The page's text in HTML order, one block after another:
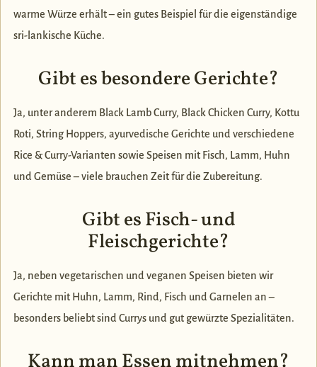
warme Würze erhält – ein gutes Beispiel für die eigenständige
sri-lankische Küche.
Gibt es besondere Gerichte?
Ja, unter anderem Black Lamb Curry, Black Chicken Curry, Kottu
Roti, String Hoppers, ayurvedische Gerichte und verschiedene
Rice & Curry-Varianten sowie Speisen mit Fisch, Lamm, Huhn
und Gemüse – viele brauchen Zeit für die Zubereitung.
Gibt es Fisch- und
Fleischgerichte?
Ja, neben vegetarischen und veganen Speisen bieten wir
Gerichte mit Huhn, Lamm, Rind, Fisch und Garnelen an –
besonders beliebt sind Currys und gut gewürzte Spezialitäten.